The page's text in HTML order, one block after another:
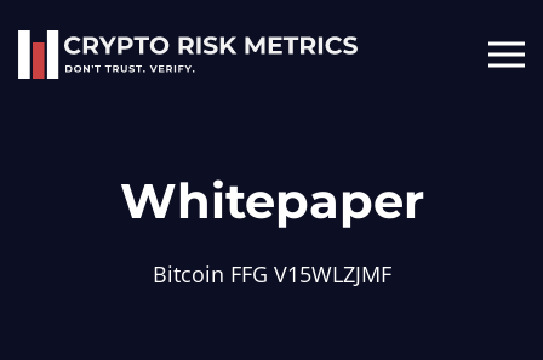
Skip to main content
Whitepaper
Bitcoin FFG V15WLZJMF